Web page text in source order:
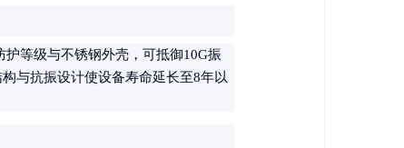
等级与不锈钢外壳，可抵御10G振
与抗振设计使设备寿命延长至8年以